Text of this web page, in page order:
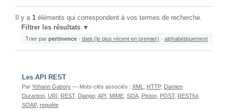
Il y a 1 éléments qui correspondent à vos termes de recherche.
Filtrer les résultats
Trier par pertinence · date (le plus récent en premier) · alphabétiquement
Les API REST
Par Yohann Gabory — Mots-clés associés : XML HTTP, Damien
Duranton, URI REST, Django, API MIME, SOA, Piston, POST, RESTful,
SOAP, requête